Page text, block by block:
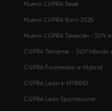
Nuevo CUPRA Raval
Nuevo CUPRA Born 2026
Nuevo CUPRA Tavascan - SUV
CUPRA Terramar - SUV híbrido
CUPRA Formentor e-Hybrid
CUPRA León e-HYBRID
CUPRA León Sportstourer